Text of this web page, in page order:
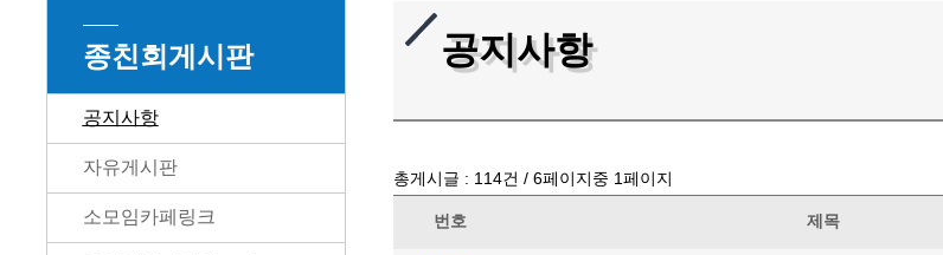
종친회게시판
공지사항
자유게시판
소모임카페링크
공지사항
총게시글 : 114건 / 6페이지중 1페이지
번호 제목